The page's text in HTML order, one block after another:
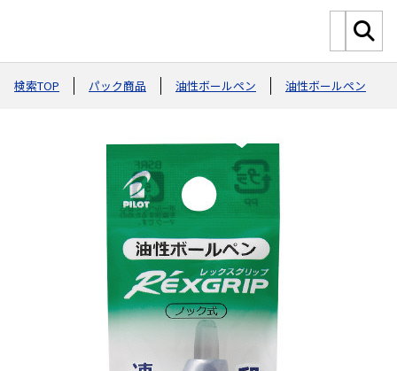
検索TOP パック商品 油性ボールペン 油性ボールペン